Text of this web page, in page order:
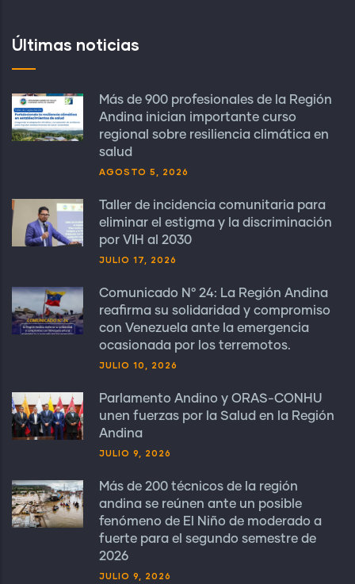
Últimas noticias
Más de 900 profesionales de la Región
Andina inician importante curso
regional sobre resiliencia climática en
salud
AGOSTO 5, 2026
Taller de incidencia comunitaria para
eliminar el estigma y la discriminación
por VIH al 2030
JULIO 17, 2026
Comunicado N° 24: La Región Andina
reafirma su solidaridad y compromiso
con Venezuela ante la emergencia
ocasionada por los terremotos.
JULIO 10, 2026
Parlamento Andino y ORAS-CONHU
unen fuerzas por la Salud en la Región
Andina
JULIO 9, 2026
Más de 200 técnicos de la región
andina se reúnen ante un posible
fenómeno de El Niño de moderado a
fuerte para el segundo semestre de
2026
JULIO 9, 2026